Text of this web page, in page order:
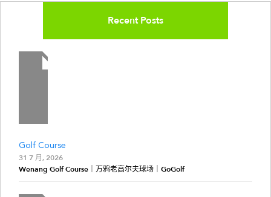
Recent Posts
Golf Course
31 7 月, 2026
Wenang Golf Course｜万鸦老高尔夫球场｜GoGolf